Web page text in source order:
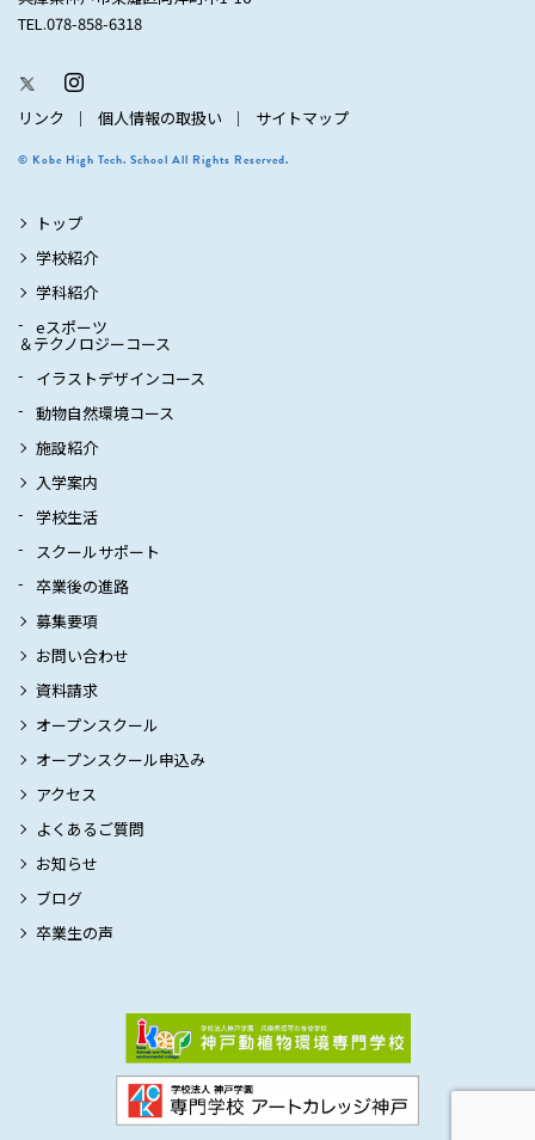
TEL.078-858-6318
リンク 個人情報の取扱い サイトマップ
© Kobe High Tech. School All Rights Reserved.
トップ
学校紹介
学科紹介
eスポーツ
＆テクノロジーコース
イラストデザインコース
動物自然環境コース
施設紹介
入学案内
学校生活
スクールサポート
卒業後の進路
募集要項
お問い合わせ
資料請求
オープンスクール
オープンスクール申込み
アクセス
よくあるご質問
お知らせ
ブログ
卒業生の声